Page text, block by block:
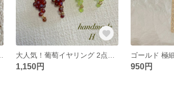
1,150円 950円